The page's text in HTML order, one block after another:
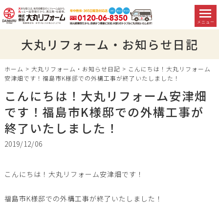
メニュー
大丸リフォーム・お知らせ日記
ホーム > 大丸リフォーム・お知らせ日記 > こんにちは！大丸リフォーム
安津畑です！福島市K様邸での外構工事が終了いたしました！
こんにちは！大丸リフォーム安津畑
です！福島市K様邸での外構工事が
終了いたしました！
2019/12/06
こんにちは！大丸リフォーム安津畑です！
福島市K様邸での外構工事が終了いたしました！